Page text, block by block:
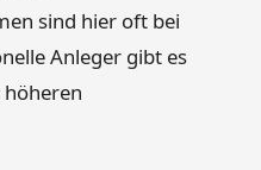
sind hier oft bei
Anleger gibt es